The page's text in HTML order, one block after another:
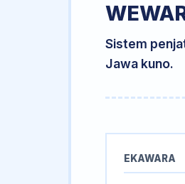
Sistem
Jawa kuno.
EKAWARA